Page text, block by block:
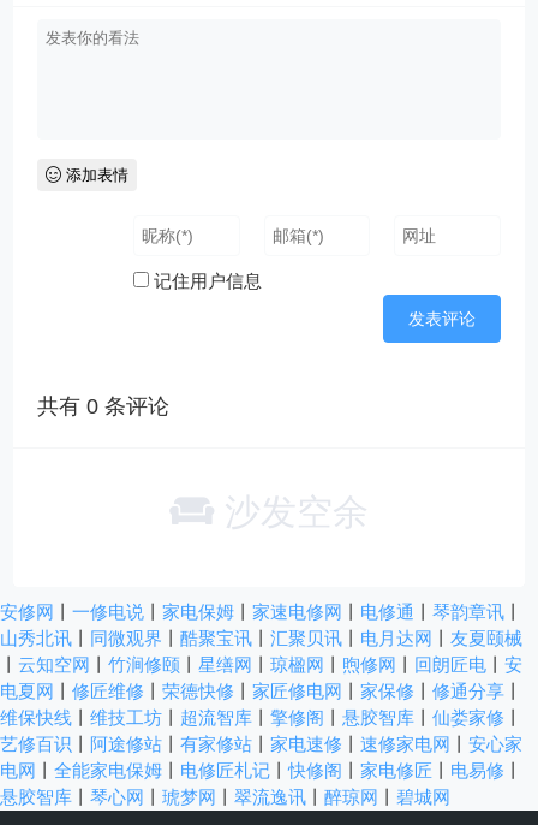
添加表情
记住用户信息
共有0 条评论
沙发空余
安修网 一修电说 家电保姆 家速电修网 电修通 琴韵章讯
山秀北讯
同微观界 酷聚宝讯 汇聚贝讯 电月达网
友夏颐械
云知空网 竹涧修颐 星缮网 琼楹网 煦修网 回朗匠电
安
电夏网
修匠维修 荣德快修 家匠修电网 家保修 修通分享
维保快线
维技工坊 超流智库 擎修阁 悬胶智库 仙娄家修
艺修百识
阿途修站 有家修站 家电速修 速修家电网
安心家
电网
全能家电保姆 电修匠札记 丨快修阁 家电修匠 电易修
悬胶智库
琴心网 琥梦网 翠流逸讯 醉琼网 碧城网